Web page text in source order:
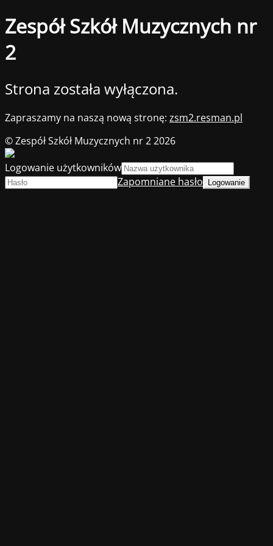
Zespół Szkół Muzycznych nr
2
Strona została wyłączona.
Zapraszamy na naszą nową stronę: zsm2.resman.pl
© Zespół Szkół Muzycznych nr 2 2026
Logowanie użytkowników
Zapomniane hasło